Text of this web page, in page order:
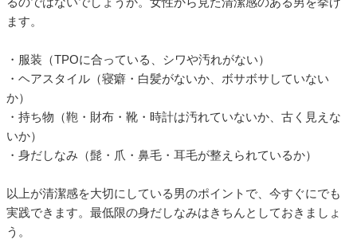
ます。
・服装（TPOに合っている、シワや汚れがない）
・ヘアスタイル（寝癖・白髪がないか、ボサボサしていない
か）
・持ち物（鞄・財布・靴・時計は汚れていないか、古く見えな
いか）
・身だしなみ（髭・爪・鼻毛・耳毛が整えられているか）
以上が清潔感を大切にしている男のポイントで、今すぐにでも
実践できます。最低限の身だしなみはきちんとしておきましょ
う。